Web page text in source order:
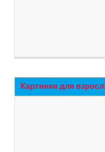
Картинки для